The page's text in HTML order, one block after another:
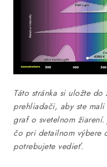
Táto stránka si uložte do
prehliadači, aby ste
graf o svetelnom žiarení.
čo pri detailnom výbere
potrebujete vedieť.